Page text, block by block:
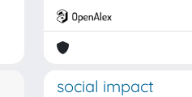
social impact